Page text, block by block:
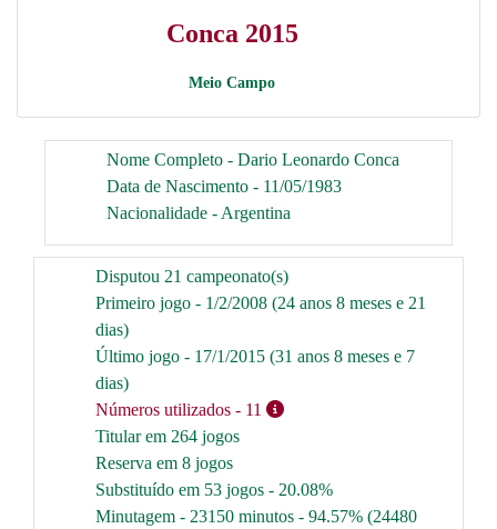
Conca 2015
Meio Campo
Nome Completo - Dario Leonardo Conca
Data de Nascimento - 11/05/1983
Nacionalidade - Argentina
Disputou 21 campeonato(s)
Primeiro jogo - 1/2/2008 (24 anos 8 meses e 21
dias)
Último jogo - 17/1/2015 (31 anos 8 meses e 7
dias)
Números utilizados - 11
Titular em 264 jogos
Reserva em 8 jogos
Substituído em 53 jogos - 20.08%
Minutagem - 23150 minutos - 94.57% (24480